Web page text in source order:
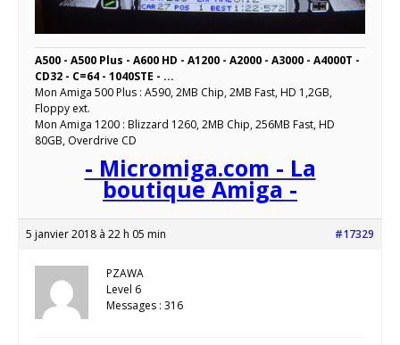
A500 - A500 Plus - A600 HD - A1200 - A2000 - A3000 - A4000T -
CD32 - C=64 - 1040STE - ...
Mon Amiga 500 Plus : A590, 2MB Chip, 2MB Fast, HD 1,2GB,
Floppy ext.
Mon Amiga 1200 : Blizzard 1260, 2MB Chip, 256MB Fast, HD
80GB, Overdrive CD
- Micromiga.com - La
boutique Amiga -
5 janvier 2018 à 22 h 05 min #17329
PZAWA
Level 6
Messages : 316